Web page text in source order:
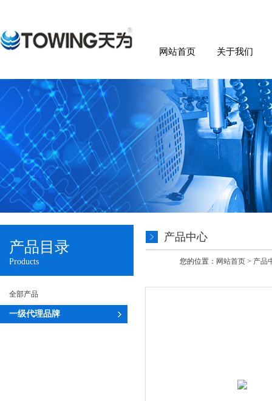
网站首页 关于我们
产品目录
Products
全部产品
一级代理品牌
产品中心
您的位置： 网站首页 > 产品